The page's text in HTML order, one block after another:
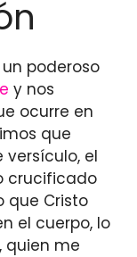
poderoso
y nos
ocurre en
que
versículo, el
crucificado
que Cristo
el cuerpo, lo
, quien me